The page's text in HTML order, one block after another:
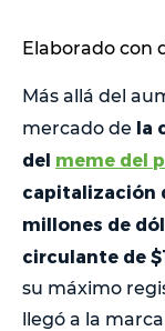
Elaborado con
Más allá del
mercado de la
del meme del
capitalización
millones de
circulante de
su máximo
llegó a la